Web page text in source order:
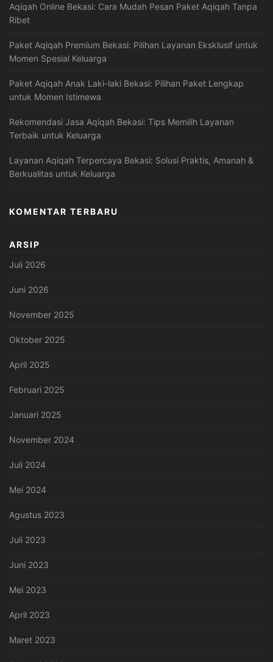
Aqiqah Online Bekasi: Cara Mudah Pesan Paket Aqiqah Tanpa
Ribet
Paket Aqiqah Premium Bekasi: Pilihan Layanan Eksklusif untuk
Momen Spesial Keluarga
Paket Aqiqah Anak Laki-laki Bekasi: Pilihan Paket Lengkap
untuk Momen Istimewa
Rekomendasi Jasa Aqiqah Bekasi: Tips Memilih Layanan
Terbaik untuk Keluarga
Layanan Aqiqah Terpercaya Bekasi: Solusi Praktis, Amanah &
Berkualitas untuk Keluarga
KOMENTAR TERBARU
ARSIP
Juli 2026
Juni 2026
November 2025
Oktober 2025
April 2025
Februari 2025
Januari 2025
November 2024
Juli 2024
Mei 2024
Agustus 2023
Juli 2023
Juni 2023
Mei 2023
April 2023
Maret 2023